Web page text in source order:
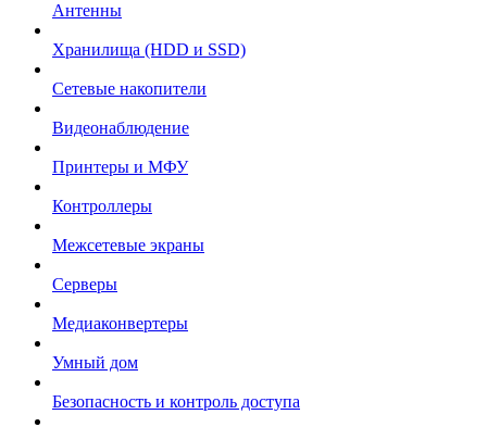
Антенны
Хранилища (HDD и SSD)
Сетевые накопители
Видеонаблюдение
Принтеры и МФУ
Контроллеры
Межсетевые экраны
Серверы
Медиаконвертеры
Умный дом
Безопасность и контроль доступа